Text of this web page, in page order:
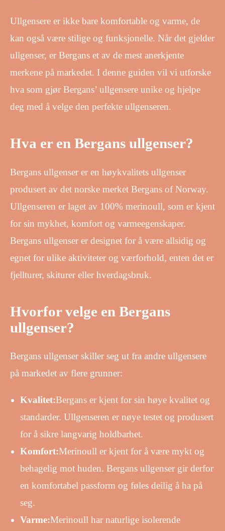
Ullgensere er ikke bare komfortable og varme, de
kan også være stilige og funksjonelle. Når det gjelder
ullgenser, er Bergans et av de mest anerkjente
merkene på markedet. I denne guiden vil vi utforske
hva som gjør Bergans’ ullgensere unike og hjelpe
deg med å velge den perfekte ullgenseren.
Hva er en Bergans ullgenser?
Bergans ullgenser er en høykvalitets ullgenser
produsert av det norske merket Bergans of Norway.
Ullgenseren er laget av 100% merinoull, som er kjent
for sin mykhet, komfort og varmeegenskaper.
Bergans ullgenser er designet for å være allsidig og
egnet for ulike aktiviteter og værforhold, enten det er
fjellturer, skiturer eller hverdagsbruk.
Hvorfor velge en Bergans
ullgenser?
Bergans ullgenser skiller seg ut fra andre ullgensere
på markedet av flere grunner:
Kvalitet:Bergans er kjent for sin høye kvalitet og
standarder. Ullgenseren er nøye testet og produsert
for å sikre langvarig holdbarhet.
Komfort:Merinoull er kjent for å være mykt og
behagelig mot huden. Bergans ullgenser gir derfor
en komfortabel passform og føles deilig å ha på
seg.
Varme:Merinoull har naturlige isolerende